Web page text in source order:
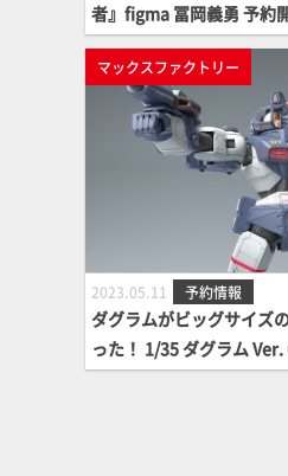
者』figma 冨岡
マックスファクトリー
2023.05.11 予約情報
ダグラムがビッグサイズ
った！ 1/35 ダグラム
Xコンプリート版の二種